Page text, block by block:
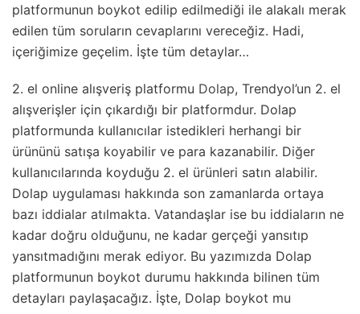
platformunun boykot edilip edilmediği ile alakalı merak
edilen tüm soruların cevaplarını vereceğiz. Hadi,
içeriğimize geçelim. İşte tüm detaylar…
2. el online alışveriş platformu Dolap, Trendyol’un 2. el
alışverişler için çıkardığı bir platformdur. Dolap
platformunda kullanıcılar istedikleri herhangi bir
ürününü satışa koyabilir ve para kazanabilir. Diğer
kullanıcılarında koyduğu 2. el ürünleri satın alabilir.
Dolap uygulaması hakkında son zamanlarda ortaya
bazı iddialar atılmakta. Vatandaşlar ise bu iddiaların ne
kadar doğru olduğunu, ne kadar gerçeği yansıtıp
yansıtmadığını merak ediyor. Bu yazımızda Dolap
platformunun boykot durumu hakkında bilinen tüm
detayları paylaşacağız. İşte, Dolap boykot mu